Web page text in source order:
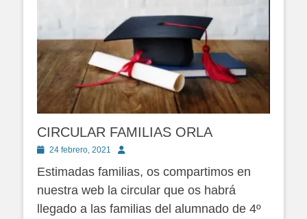
CIRCULAR FAMILIAS ORLA
Publicado
24 febrero, 2021 Autor
Estimadas familias, os compartimos en
nuestra web la circular que os habrá
llegado a las familias del alumnado de 4º